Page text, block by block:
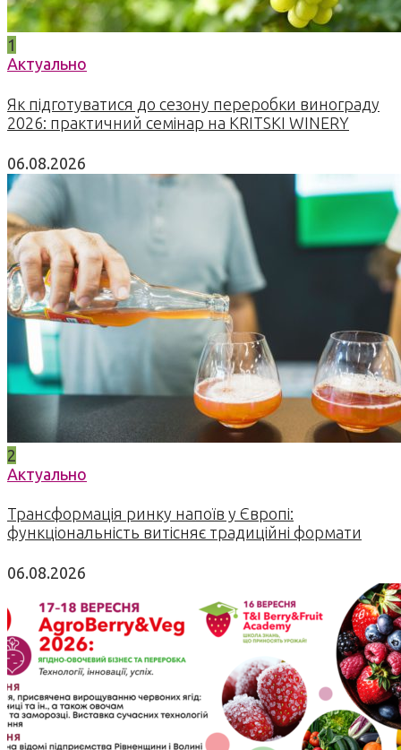
1
Актуально
Як підготуватися до сезону переробки винограду
2026: практичний семінар на KRITSKI WINERY
06.08.2026
2
Актуально
Трансформація ринку напоїв у Європі:
функціональність витісняє традиційні формати
06.08.2026